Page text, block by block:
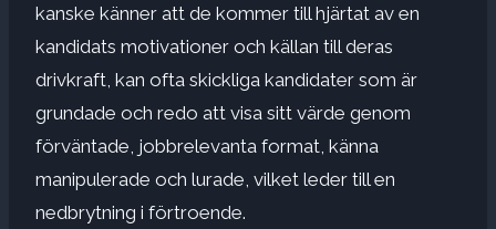
kanske känner att de kommer till hjärtat av en
kandidats motivationer och källan till deras
drivkraft, kan ofta skickliga kandidater som är
grundade och redo att visa sitt värde genom
förväntade, jobbrelevanta format, känna
manipulerade och lurade, vilket leder till en
nedbrytning i förtroende.